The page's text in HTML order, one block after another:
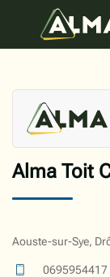
Alma Toit
Aouste-sur-Sye,
0695954417